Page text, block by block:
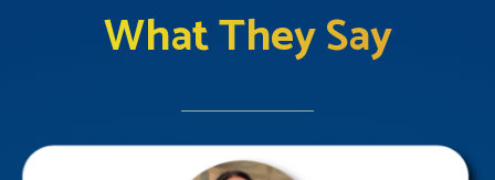
What They Say